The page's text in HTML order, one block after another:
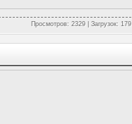
Просмотров: 2329 | Загрузок: 179 |